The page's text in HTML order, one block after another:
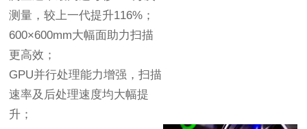
测量，较上一代提升116%；
600×600mm大幅面助力扫描
更高效；
GPU并行处理能力增强，扫描
速率及后处理速度均大幅提
升；